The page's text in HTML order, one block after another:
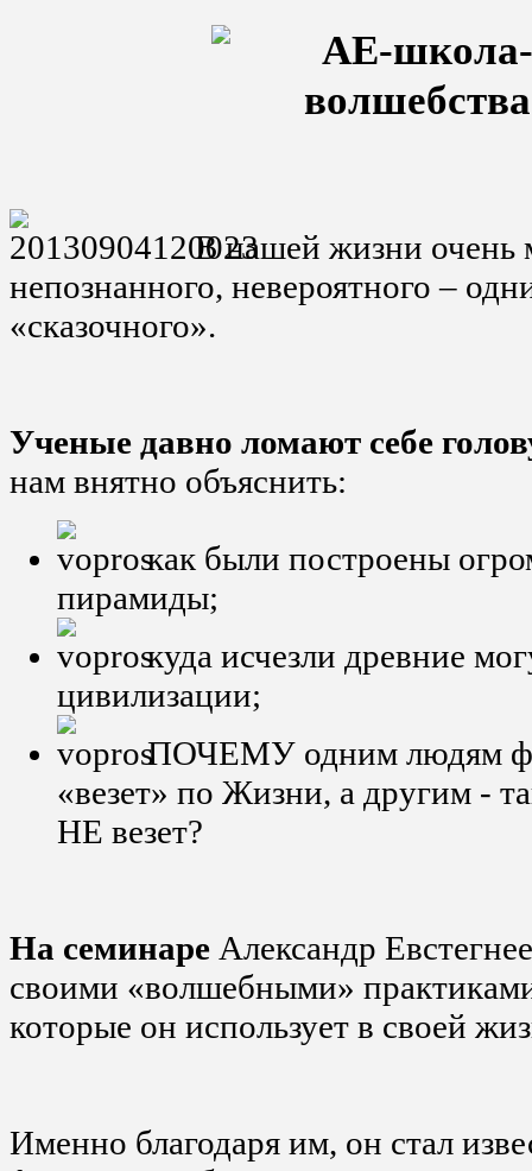
В нашей жизни очень
непознанного, невероятного –
«сказочного».
Ученые давно ломают себе
нам внятно объяснить:
как были построены
пирамиды;
куда исчезли древние
цивилизации;
ПОЧЕМУ одним людям
«везет» по Жизни, а другим -
НЕ везет?
На семинаре Александр
своими «волшебными»
которые он использует в своей
Именно благодаря им, он стал